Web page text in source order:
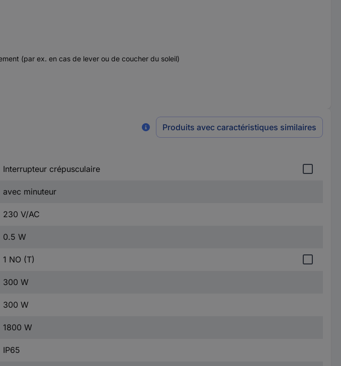
(par ex. en cas de lever ou de coucher du soleil)
Produits avec caractéristiques similaires
Interrupteur crépusculaire
avec minuteur
230 V/AC
0.5 W
1 NO (T)
300 W
300 W
1800 W
IP65